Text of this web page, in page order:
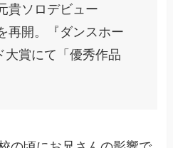
ソロデビュー
開。『ダンスホー
大賞にて「優秀作品